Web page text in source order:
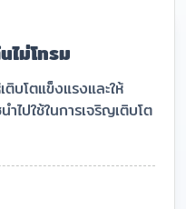
ม่โทรม
บโตแข็งแรงและให้
ปใช้ในการเจริญเติบโต